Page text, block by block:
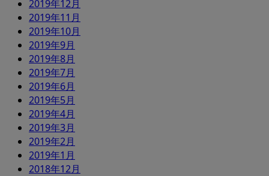
2019年12月
2019年11月
2019年10月
2019年9月
2019年8月
2019年7月
2019年6月
2019年5月
2019年4月
2019年3月
2019年2月
2019年1月
2018年12月